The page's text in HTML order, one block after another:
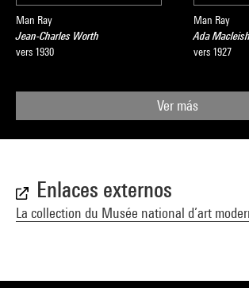
Man Ray
Jean-Charles Worth
vers 1930
Man Ray
Ada Macleish
vers 1927
Ver más
Enlaces externos
La collection du Musée national d’art